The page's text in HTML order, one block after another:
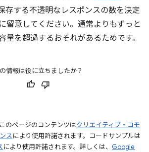
存する不透明なレスポンスの数を決定
留意してください。通常よりもずっと
量を超過するおそれがあるためです。
情報は役に立ちましたか？
のページのコンテンツはクリエイティブ・コモ
スにより使用許諾されます。コードサンプルは
により使用許諾されます。詳しくは、 Google